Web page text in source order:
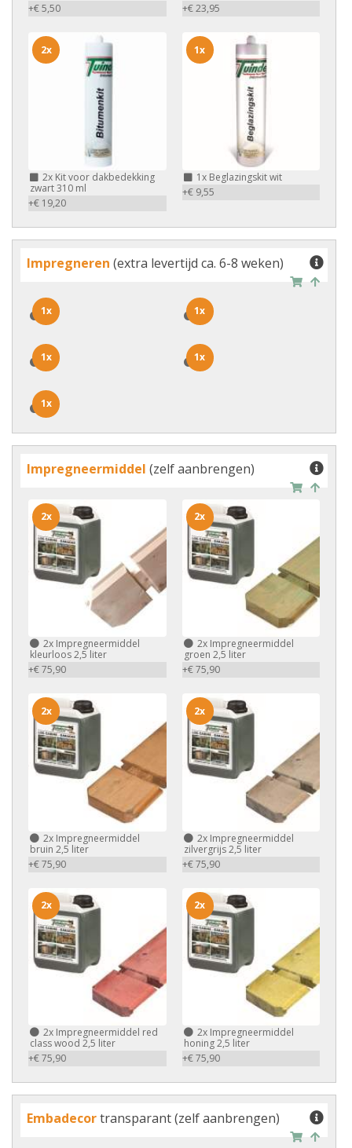
+€ 5,50 +€ 23,95
2x Kit voor dakbedekking
zwart 310 ml
+€ 19,20
2x
1xBeglazingskit wit
+€ 9,55
1x
Impregneren (extra levertijd ca. 6-8 weken)
1x
1x 1x
1x
1x
1x 1x
1x
1x
1x
Impregneermiddel (zelf aanbrengen)
2x Impregneermiddel
kleurloos 2,5 liter
+€ 75,90
2x
2xImpregneermiddel
groen 2,5 liter
+€ 75,90
2x
2x Impregneermiddel
bruin 2,5 liter
+€ 75,90
2x
2xImpregneermiddel
zilvergrijs 2,5 liter
+€ 75,90
2x
2x Impregneermiddel red
class wood 2,5 liter
+€ 75,90
2x
2xImpregneermiddel
honing 2,5 liter
+€ 75,90
2x
Embadecortransparant (zelf aanbrengen)